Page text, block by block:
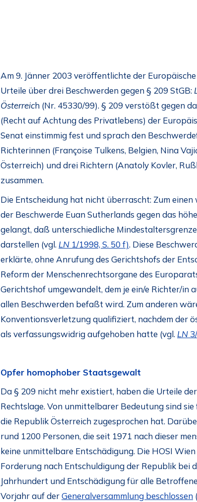
Am 9. Jänner 2003 veröffentlichte der
Urteile über drei Beschwerden gegen § 209 StGB:
Österreich (Nr. 45330/99). § 209 verstößt gegen
(Recht auf Achtung des Privatlebens) der
Senat einstimmig fest und sprach den
Richterinnen (Françoise Tulkens, Belgien, Nina
Österreich) und drei Richtern (Anatoly Kovler,
zusammen.
Die Entscheidung hat nicht überrascht: Zum
der Beschwerde Euan Sutherlands gegen das
gelangt, daß unterschiedliche
darstellen (vgl. LN 1/1998, S. 50 f). Diese
erklärte, ohne Anrufung des Gerichtshofs der
Reform der Menschenrechtsorgane des
Gerichtshof umgewandelt, dem je ein/e Richter/
allen Beschwerden befaßt wird. Zum anderen
Konventionsverletzung qualifiziert, nachdem der
als verfassungswidrig aufgehoben hatte (vgl. LN
Opfer homophober Staatsgewalt
Da § 209 nicht mehr existiert, haben die Urteile
Rechtslage. Von unmittelbarer Bedeutung sind
die Republik Österreich zugesprochen hat.
rund 1200 Personen, die seit 1971 nach dieser
keine unmittelbare Entschädigung. Die HOSI
Forderung nach Entschuldigung der Republik bei
Jahrhundert und Entschädigung für alle
Vorjahr auf derGeneralversammlung beschlossen